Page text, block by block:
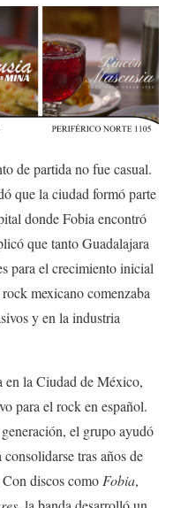
de partida no fue casual.
que la ciudad formó parte
donde Fobia encontró
que tanto Guadalajara
para el crecimiento inicial
mexicano comenzaba
y en la industria
en la Ciudad de México,
para el rock en español.
el grupo ayudó
tras años de
discos como Fobia,